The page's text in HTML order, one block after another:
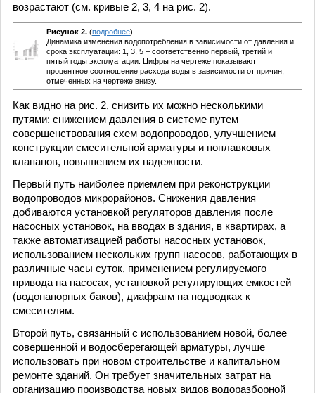
возрастают (см. кривые 2, 3, 4 на рис. 2).
Рисунок 2. (подробнее)
Динамика изменения водопотребления в зависимости от давления и
срока эксплуатации: 1, 3, 5 – соответственно первый, третий и
пятый годы эксплуатации. Цифры на чертеже показывают
процентное соотношение расхода воды в зависимости от причин,
отмеченных на чертеже внизу.
Как видно на рис. 2, снизить их можно несколькими
путями: снижением давления в системе путем
совершенствования схем водопроводов, улучшением
конструкции смесительной арматуры и поплавковых
клапанов, повышением их надежности.
Первый путь наиболее приемлем при реконструкции
водопроводов микрорайонов. Снижения давления
добиваются установкой регуляторов давления после
насосных установок, на вводах в здания, в квартирах, а
также автоматизацией работы насосных установок,
использованием нескольких групп насосов, работающих в
различные часы суток, применением регулируемого
привода на насосах, установкой регулирующих емкостей
(водонапорных баков), диафрагм на подводках к
смесителям.
Второй путь, связанный с использованием новой, более
совершенной и водосберегающей арматуры, лучше
использовать при новом строительстве и капитальном
ремонте зданий. Он требует значительных затрат на
организацию производства новых видов водоразборной